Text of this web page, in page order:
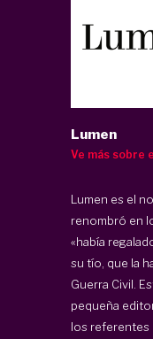
Lumen
Ve más sobre
Lumen es el
renombró en
«había
su tío, que la
Guerra Civil.
pequeña
los referentes